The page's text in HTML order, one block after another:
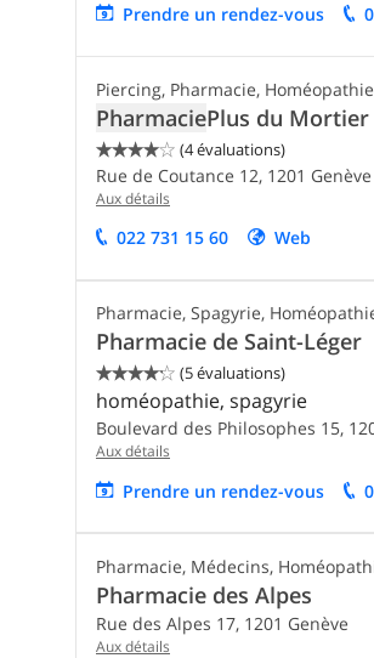
Prendre un rendez-vous
Piercing, Pharmacie,
PharmaciePlus du

 (4 évaluations)
Rue de Coutance 12, 1201 Genève
Aux détails
022 731 15 60 Web
Pharmacie, Spagyrie,
Pharmacie de Saint-Léger

 (5 évaluations)
homéopathie, spagyrie
Boulevard des Philosophes 15,
Aux détails
Prendre un rendez-vous
Pharmacie, Médecins,
Pharmacie des Alpes
Rue des Alpes 17, 1201 Genève
Aux détails